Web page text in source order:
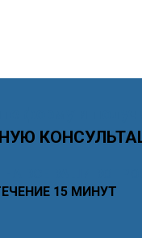
15 МИНУТ